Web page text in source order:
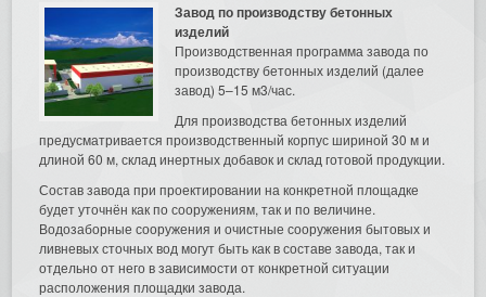
Завод по производству бетонных
изделий
Производственная программа завода по
производству бетонных изделий (далее
завод) 5–15 м3/час.
Для производства бетонных изделий
предусматривается производственный корпус шириной 30 м и
длиной 60 м, склад инертных добавок и склад готовой продукции.
Состав завода при проектировании на конкретной площадке
будет уточнён как по сооружениям, так и по величине.
Водозаборные сооружения и очистные сооружения бытовых и
ливневых сточных вод могут быть как в составе завода, так и
отдельно от него в зависимости от конкретной ситуации
расположения площадки завода.